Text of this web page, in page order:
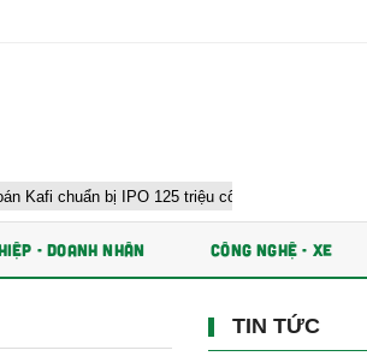
IPO 125 triệu cổ phiếu và phát hành ESOP
- DOANH NHÂN CÔNG NGHỆ - XE
TIN TỨC